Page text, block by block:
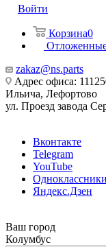
Войти
Корзина0
zakaz@ns.parts
Адрес офиса:
Ильича, Лефортово
ул. Проезд завода
Вконтакте
Telegram
YouTube
Одноклассники
Яндекс.Дзен
Ваш город
Колумбус